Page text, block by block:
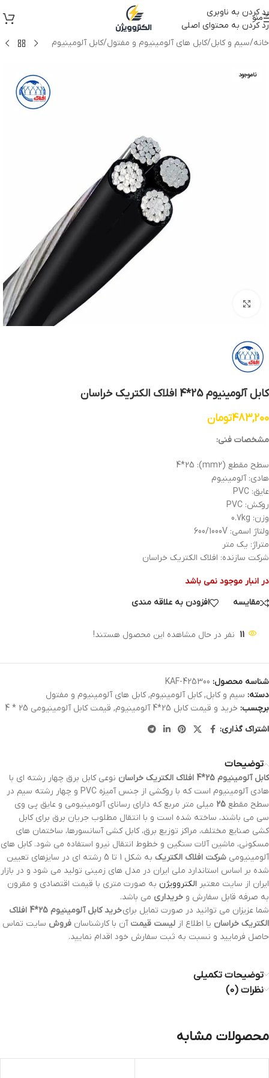
رد کردن به ناوبری
رد کردن به محتوای اصلی
منو
خانه/سیم و کابل/کابل های آلومینیوم و مفتول/کابل آلومینیوم
ناموجود
کابل آلومینیوم 25*4 افلاک الکتریک خراسان
483,200تومان
مشخصات فنی:
سطح مقطع (mm2): 4*25
هادی: آلومینیوم
عایق: PVC
روکش: PVC
وزن: 0.7kg
ولتاژ اسمی: 600/1000V
متراژ: یک متر
شرکت سازنده: افلاک الکتریک خراسان
در انبار موجود نمی باشد
مقایسه
افزودن به علاقه مندی
11 نفر در حال مشاهده این محصول هستند!
شناسه محصول: KAF-425300
دسته: سیم و کابل, کابل آلومینیوم, کابل های آلومینیوم و مفتول
برچسب: خرید و قیمت کابل 25*4 آلومینیوم , قیمت کابل آلومینیومی 25 * 4
اشتراک گذاری:
توضیحات
کابل آلومینیوم 25*4 افلاک الکتریک خراسان
نوعی کابل برق چهار رشته ای با
هادی آلومینیوم است که با روکشی از جنس آمیزه PVC و چهار رشته سیم در
سطح مقطع 25 میلی متر مربع که دارای رسانای آلومینیومی و عایق پی وی
سی می باشند، ساخته شده است و با انتقال مطلوب جریان برق برای کابل
کشی صنایع مختلف، مراکز توزیع برق، کابل کشی آسانسورها، ساختمان های
مسکونی، ماشین آلات سنگین و خطوط انتقال نیرو استفاده می شود. کابل های
آلومینیومی شرکت افلاک الکتریک
به شکل 1 تا 5 رشته ای در سایزهای تعیین
شده بر اساس استاندارد ملی ایران در مدل های زمینی تولید می شود و در بازار
ایران از سایت معتبر الکتروویژن به صورت متری با قیمت اقتصادی و مقرون
به صرفه قابل سفارش و خریداری می باشد.
شما عزیزان می توانید در صورت تمایل برای
خرید کابل آلومینیوم 25*4 افلاک
الکتریک خراسان یا اطلاع از لیست قیمت آن با کارشناسان فروش سایت تماس
حاصل فرمایید و نسبت به ثبت سفارش خود اقدام نمایید.
توضیحات تکمیلی
نظرات (0)
محصولات مشابه